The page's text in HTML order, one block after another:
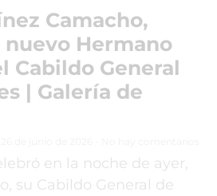
Camacho,
Hermano
Cabildo General
| Galería de
en la noche de ayer,
su Cabildo General de